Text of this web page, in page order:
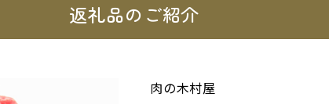
返礼品のご紹介
肉の木村屋